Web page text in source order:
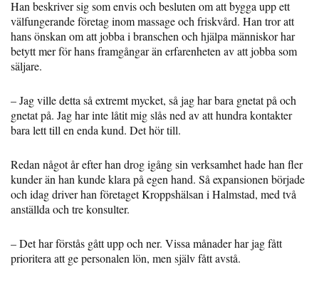
Han beskriver sig som envis och besluten om att bygga upp ett
välfungerande företag inom massage och friskvård. Han tror att
hans önskan om att jobba i branschen och hjälpa människor har
betytt mer för hans framgångar än erfarenheten av att jobba som
säljare.
– Jag ville detta så extremt mycket, så jag har bara gnetat på och
gnetat på. Jag har inte låtit mig slås ned av att hundra kontakter
bara lett till en enda kund. Det hör till.
Redan något år efter han drog igång sin verksamhet hade han fler
kunder än han kunde klara på egen hand. Så expansionen började
och idag driver han företaget Kroppshälsan i Halmstad, med två
anställda och tre konsulter.
– Det har förstås gått upp och ner. Vissa månader har jag fått
prioritera att ge personalen lön, men själv fått avstå.